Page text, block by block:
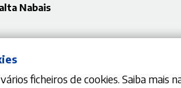
Nabais
ficheiros de cookies. Saiba mais